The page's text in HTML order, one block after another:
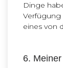
Dinge
Verfügung
eines von
6.